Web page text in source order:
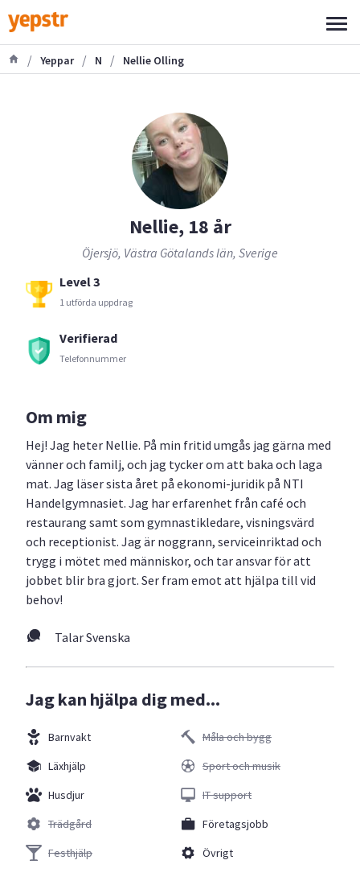
/ Yeppar / N / Nellie Olling
Nellie, 18 år
Öjersjö, Västra Götalands län, Sverige
Level 3
1 utförda uppdrag
Verifierad
Telefonnummer
Om mig
Hej! Jag heter Nellie. På min fritid umgås jag gärna med
vänner och familj, och jag tycker om att baka och laga
mat. Jag läser sista året på ekonomi-juridik på NTI
Handelgymnasiet. Jag har erfarenhet från café och
restaurang samt som gymnastikledare, visningsvärd
och receptionist. Jag är noggrann, serviceinriktad och
trygg i mötet med människor, och tar ansvar för att
jobbet blir bra gjort. Ser fram emot att hjälpa till vid
behov!
Talar Svenska
Jag kan hjälpa dig med...
Barnvakt
Läxhjälp
Husdjur
Trädgård
Festhjälp
Måla och bygg
Sport och musik
IT support
Företagsjobb
Övrigt